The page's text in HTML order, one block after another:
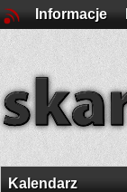
Informacje
Kalendarz